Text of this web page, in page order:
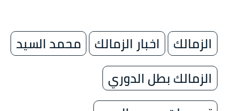
الزمالك اخبار الزمالك
محمد السيد
الزمالك بطل الدوري